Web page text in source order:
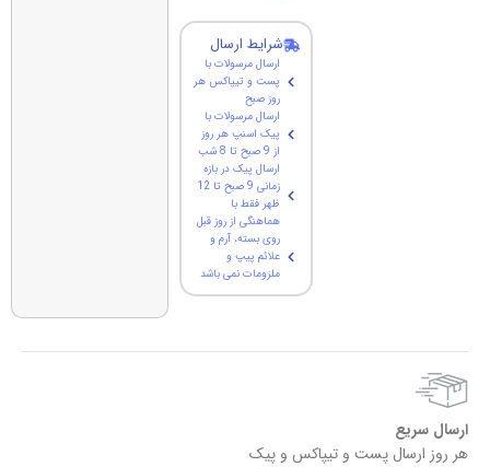
شرایط ارسال
ارسال مرسولات با
پست و تیپاکس هر
روز صبح
ارسال مرسولات با
پیک اسنپ هر روز
از 9 صبح تا 8 شب
ارسال پیک در بازه
زمانی 9 صبح تا 12
ظهر فقط با
هماهنگی از روز قبل
روی بسته، آرم و
علائم پیپ و
ملزومات نمی باشد
ارسال سریع
هر روز ارسال پست و تیپاکس و پیک